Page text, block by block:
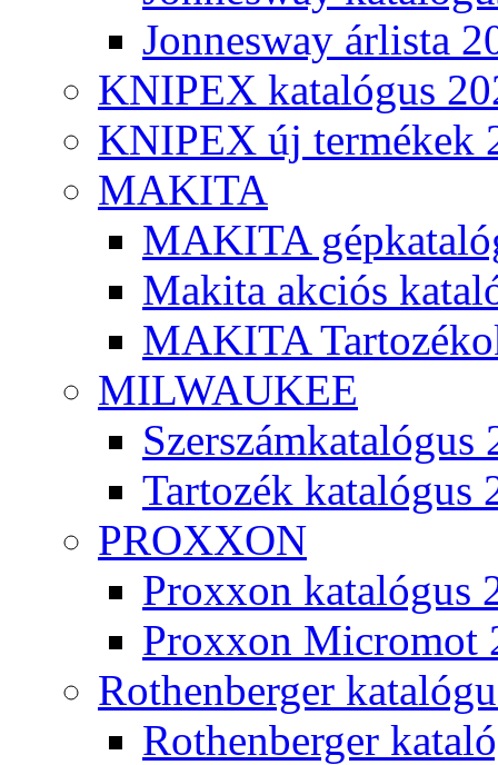
Jonnesway árlista
KNIPEX katalógus
KNIPEX új termékek
MAKITA
MAKITA
Makita akciós
MAKITA
MILWAUKEE
Szerszámkatalógus
Tartozék katalógus
PROXXON
Proxxon katalógus
Proxxon Micromot
Rothenberger
Rothenberger